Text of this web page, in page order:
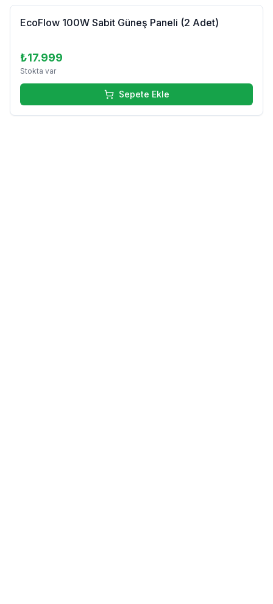
EcoFlow 100W Sabit Güneş Paneli (2 Adet)
₺17.999
Stokta var
Sepete Ekle